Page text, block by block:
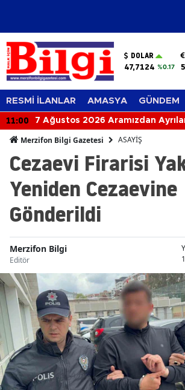
DOLAR
47,7124 %0.17
RESMİ İLANLAR AMASYA GÜNDEM
11:00 7 Ağustos 2026 Aramızdan
Merzifon Bilgi Gazetesi ASAYİŞ
Cezaevi Firarisi
Yeniden Cezaevine
Gönderildi
Merzifon Bilgi
Editör